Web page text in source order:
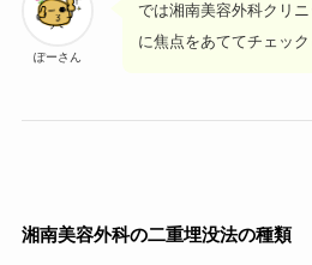
ぽーさん
では湘南美容外科クリ
に焦点をあててチェッ
湘南美容外科の二重埋没法の種類